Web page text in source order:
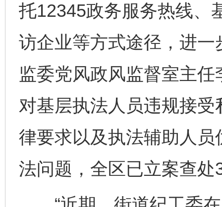
托12345政务服务热线、
访企业等方式途径，进一
监委党风政风监督室主
对基层执法人员违规接
律要求以及执法辅助人
法问题，全区已立案查处